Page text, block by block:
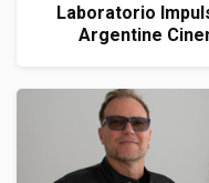
Laboratorio
Argentine